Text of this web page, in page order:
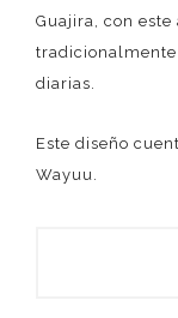
Guajira, con
diarias.
Este diseño
Wayuu.